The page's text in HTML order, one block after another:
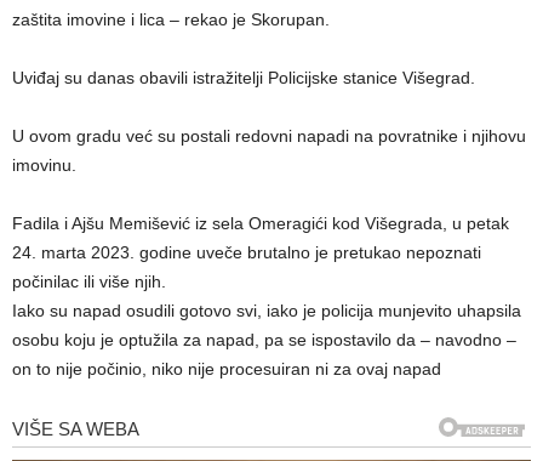
zaštita imovine i lica – rekao je Skorupan.
Uviđaj su danas obavili istražitelji Policijske stanice Višegrad.
U ovom gradu već su postali redovni napadi na povratnike i njihovu
imovinu.
Fadila i Ajšu Memišević iz sela Omeragići kod Višegrada, u petak
24. marta 2023. godine uveče brutalno je pretukao nepoznati
počinilac ili više njih.
Iako su napad osudili gotovo svi, iako je policija munjevito uhapsila
osobu koju je optužila za napad, pa se ispostavilo da – navodno –
on to nije počinio, niko nije procesuiran ni za ovaj napad